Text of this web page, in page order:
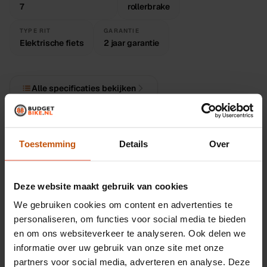
Toestemming Details Over
Deze website maakt gebruik van cookies
We gebruiken cookies om content en advertenties te
personaliseren, om functies voor social media te bieden
en om ons websiteverkeer te analyseren. Ook delen we
informatie over uw gebruik van onze site met onze
partners voor social media, adverteren en analyse. Deze
gecontroleerd, afgesteld en rijklaar gemaakt. We leveren
door heel Nederland, of je kunt de fiets afhalen in Leiden.
7 rollerbrake
TYPE RIT
Elektrische fiets
GARANTIE
2 jaar garantie
Alle specificaties bekijken
Wat onze monteur ervan vindt
AKM voorwielmotor met 432Wh accu
Naafversnelling, onderhoudsarm
Rollerbrake remmen
Rijklaar geleverd door heel Nederland